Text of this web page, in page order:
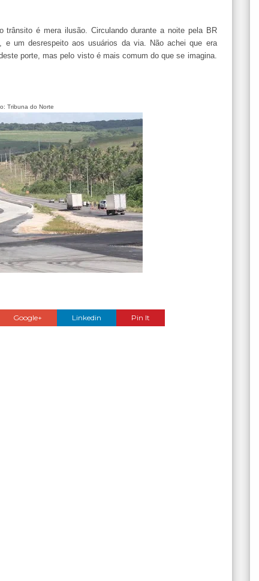
trânsito é mera ilusão. Circulando durante a noite pela BR
e um desrespeito aos usuários da via. Não achei que era
porte, mas pelo visto é mais comum do que se imagina.
Tribuna do Norte
Google+ Linkedin Pin It